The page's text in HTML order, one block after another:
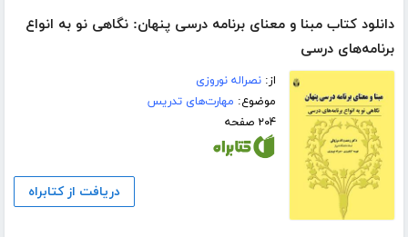
دانلود کتاب مبنا و معنای برنامه درسی پنهان: نگاهی نو به انواع
برنامه‌های درسی
از:نصراله نوروزی
موضوع: مهارت‌های تدریس
۲۰۴ صفحه
دریافت از کتابراه